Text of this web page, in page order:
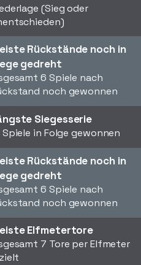
(Sieg oder
Rückstände noch in
gedreht
6 Spiele nach
noch gewonnen
Siegesserie
Spiele in Folge gewonnen
Rückstände noch in
gedreht
6 Spiele nach
noch gewonnen
Elfmetertore
7 Tore per Elfmeter